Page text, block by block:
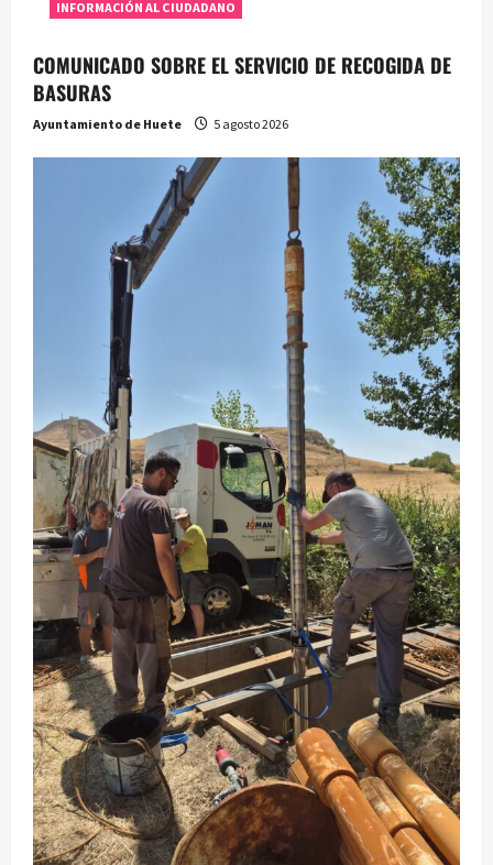
INFORMACIÓN AL CIUDADANO
COMUNICADO SOBRE EL SERVICIO DE RECOGIDA DE
BASURAS
Ayuntamiento de Huete 5 agosto 2026